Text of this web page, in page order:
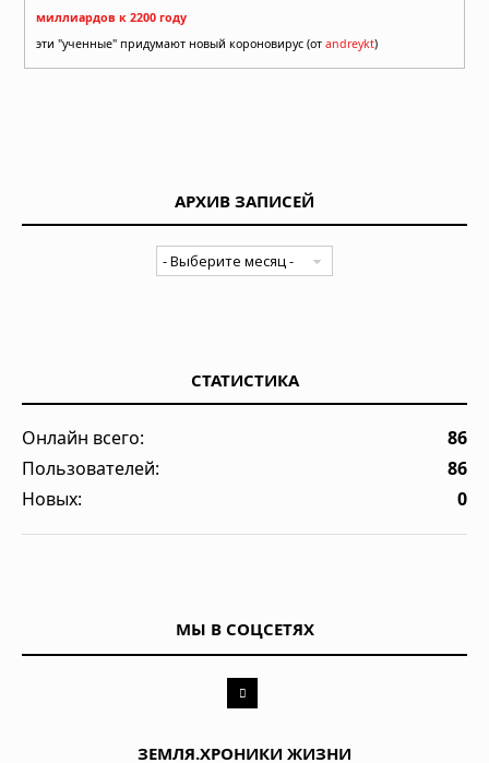
миллиардов к 2200 году
эти "ученные" придумают новый короновирус (от andreykt)
АРХИВ ЗАПИСЕЙ
СТАТИСТИКА
Онлайн всего:
86
Пользователей:
86
Новых:
0
МЫ В СОЦСЕТЯХ
ЗЕМЛЯ.ХРОНИКИ ЖИЗНИ